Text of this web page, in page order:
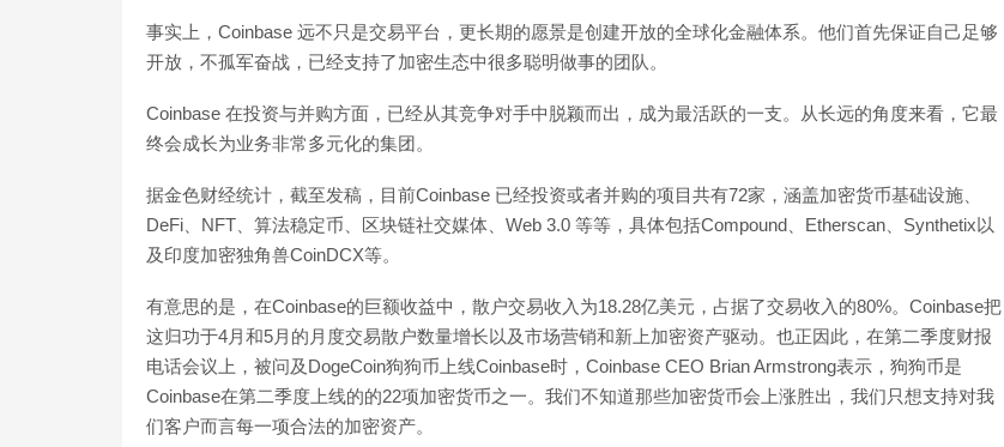
事实上，Coinbase 远不只是交易平台，更长期的愿景是创建开放的全球化金融体系。他们首先保证自己足够
开放，不孤军奋战，已经支持了加密生态中很多聪明做事的团队。
Coinbase 在投资与并购方面，已经从其竞争对手中脱颖而出，成为最活跃的一支。从长远的角度来看，它最
终会成长为业务非常多元化的集团。
据金色财经统计，截至发稿，目前Coinbase 已经投资或者并购的项目共有72家，涵盖加密货币基础设施、
DeFi、NFT、算法稳定币、区块链社交媒体、Web 3.0 等等，具体包括Compound、Etherscan、Synthetix以
及印度加密独角兽CoinDCX等。
有意思的是，在Coinbase的巨额收益中，散户交易收入为18.28亿美元，占据了交易收入的80%。Coinbase把
这归功于4月和5月的月度交易散户数量增长以及市场营销和新上加密资产驱动。也正因此，在第二季度财报
电话会议上，被问及DogeCoin狗狗币上线Coinbase时，Coinbase CEO Brian Armstrong表示，狗狗币是
Coinbase在第二季度上线的的22项加密货币之一。我们不知道那些加密货币会上涨胜出，我们只想支持对我
们客户而言每一项合法的加密资产。